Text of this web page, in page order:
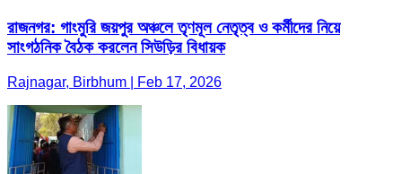
রাজনগর: গাংমুরি জয়পুর অঞ্চলে তৃণমূল নেতৃত্ব ও কর্মীদের নিয়ে
সাংগঠনিক বৈঠক করলেন সিউড়ির বিধায়ক
Rajnagar, Birbhum | Feb 17, 2026